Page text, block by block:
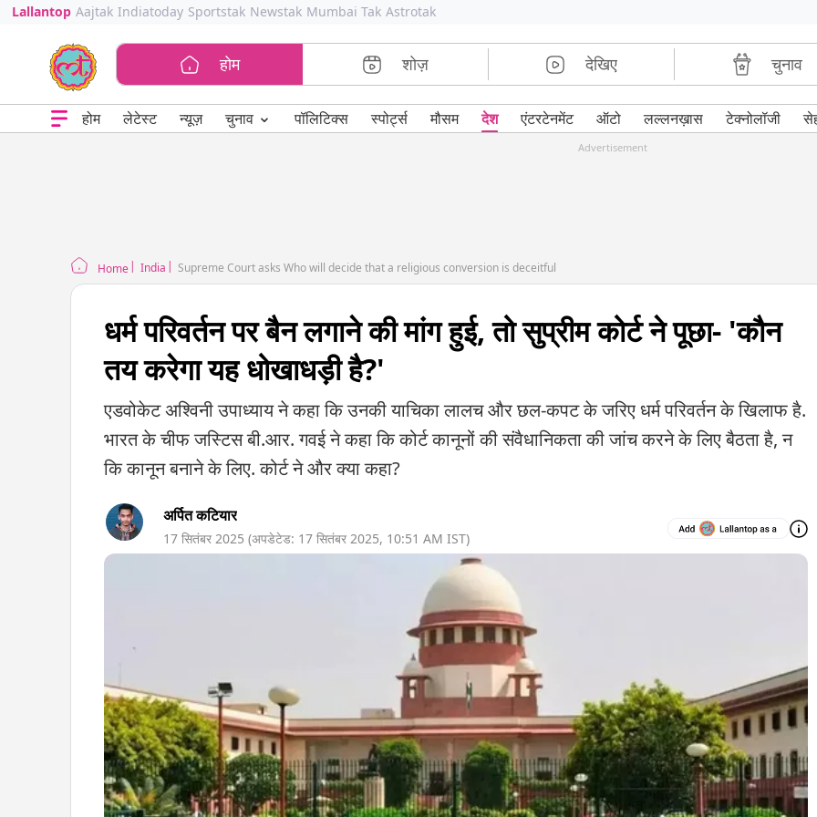
Lallantop Aajtak Indiatoday Sportstak Newstak Mumbai Tak Astrotak
होम शोज़ देखिए चुनाव
होम लेटेस्ट न्यूज़ चुनाव ⌄ पॉलिटिक्स स्पोर्ट्स मौसम देश एंटरटेनमेंट ऑटो लल्लनख़ास टेक्नोलॉजी
Advertisement
Home India Supreme Court asks Who will decide that a religious conversion is deceitful
धर्म परिवर्तन पर बैन लगाने की मांग हुई, तो सुप्रीम कोर्ट ने पूछा- 'कौन
तय करेगा यह धोखाधड़ी है?'
एडवोकेट अश्विनी उपाध्याय ने कहा कि उनकी याचिका लालच और छल-कपट के जरिए धर्म परिवर्तन के खिलाफ है.
भारत के चीफ जस्टिस बी.आर. गवई ने कहा कि कोर्ट कानूनों की संवैधानिकता की जांच करने के लिए बैठता है, न
कि कानून बनाने के लिए. कोर्ट ने और क्या कहा?
अर्पित कटियार
17 सितंबर 2025 (अपडेटेड: 17 सितंबर 2025, 10:51 AM IST)